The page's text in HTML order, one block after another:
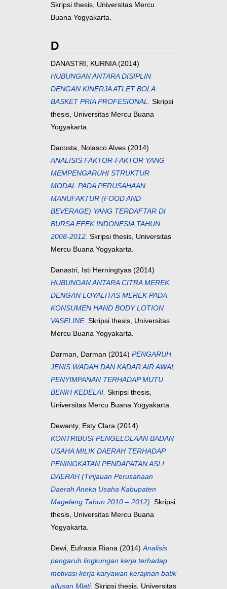
Skripsi thesis, Universitas Mercu
Buana Yogyakarta.
D
DANASTRI, KURNIA(2014)
HUBUNGAN ANTARA DISIPLIN
DENGAN KINERJA ATLET BOLA
BASKET PRIA PROFESIONAL. Skripsi
thesis, Universitas Mercu Buana
Yogyakarta.
Dacosta, Nolasco Alves (2014)
ANALISIS FAKTOR-FAKTOR YANG
MEMPENGARUHI STRUKTUR
MODAL PADA PERUSAHAAN
MANUFAKTUR (FOOD AND
BEVERAGE) YANG TERDAFTAR DI
BURSA EFEK INDONESIA TAHUN
2008-2012. Skripsi thesis, Universitas
Mercu Buana Yogyakarta.
Danastri, Isti Herningtyas (2014)
HUBUNGAN ANTARA CITRA MEREK
DENGAN LOYALITAS MEREK PADA
KONSUMEN HAND BODY LOTION
VASELINE. Skripsi thesis, Universitas
Mercu Buana Yogyakarta.
Darman, Darman (2014) PENGARUH
JENIS WADAH DAN KADAR AIR AWAL
PENYIMPANAN TERHADAP MUTU
BENIH KEDELAI. Skripsi thesis,
Universitas Mercu Buana Yogyakarta.
Dewanty, Esty Clara (2014)
KONTRIBUSI PENGELOLAAN BADAN
USAHA MILIK DAERAH TERHADAP
PENINGKATAN PENDAPATAN ASLI
DAERAH (Tinjauan Perusahaan
Daerah Aneka Usaha Kabupaten
Magelang Tahun 2010 – 2012). Skripsi
thesis, Universitas Mercu Buana
Yogyakarta.
Dewi, Eufrasia Riana (2014)Analisis
pengaruh lingkungan kerja terhadap
motivasi kerja karyawan kerajinan batik
allusan Mlati. Skripsi thesis, Universitas